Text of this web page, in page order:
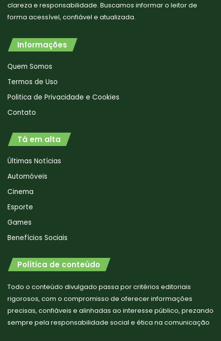
clareza e responsabilidade. Buscamos informar o leitor de
forma acessível, confiável e atualizada.
Informações
Quem Somos
Termos de Uso
Politica de Privacidade e Cookies
Contato
Tá em alta
Últimas Notícias
Automóveis
Cinema
Esporte
Games
Benefícios Sociais
Política de conteúdo
Todo o conteúdo divulgado passa por critérios editoriais
rigorosos, com o compromisso de oferecer informações
precisas, confiáveis e alinhadas ao interesse público, prezando
sempre pela responsabilidade social e ética na comunicação